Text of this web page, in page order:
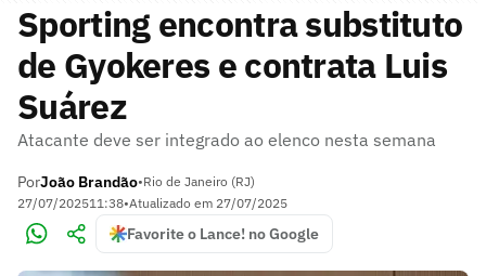
Sporting encontra substituto
de Gyokeres e contrata Luis
Suárez
Atacante deve ser integrado ao elenco nesta semana
PorJoão Brandão•Rio de Janeiro (RJ)
27/07/202511:38•Atualizado em 27/07/2025
Favorite o Lance! no Google